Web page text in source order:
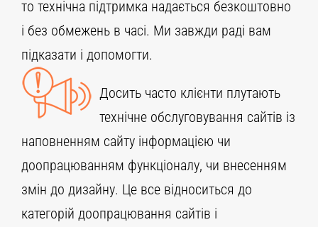
то технічна підтримка надається безкоштовно
і без обмежень в часі. Ми завжди раді вам
підказати і допомогти.
Досить часто клієнти плутають
технічне обслуговування сайтів із
наповненням сайту інформацією чи
доопрацюванням функціоналу, чи внесенням
змін до дизайну. Це все відноситься до
категорій доопрацювання сайтів і